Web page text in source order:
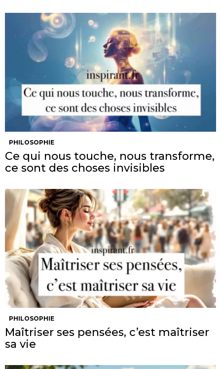
PHILOSOPHIE
Ce qui nous touche, nous transforme,
ce sont des choses invisibles
PHILOSOPHIE
Maîtriser ses pensées, c’est maîtriser
sa vie